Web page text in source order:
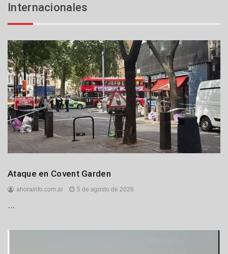
Internacionales
Internacionales
Ataque en Covent Garden
ahorainfo.com.ar 5 de agosto de 2026
…